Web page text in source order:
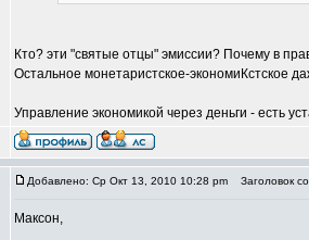
Кто? эти "святые отцы" эмиссии? Почему в
Остальное монетаристское-экономиКстское
Управление экономикой через деньги - есть
Добавлено: Ср Окт 13, 2010 10:28 pm Заголовок
Максон,